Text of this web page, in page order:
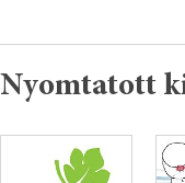
Nyomtatott